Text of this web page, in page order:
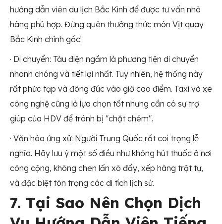
hướng dẫn viên du lịch Bắc Kinh để được tư vấn nhà
hàng phù hợp. Đừng quên thưởng thức món Vịt quay
Bắc Kinh chính gốc!
· Di chuyển: Tàu điện ngầm là phương tiện di chuyển
nhanh chóng và tiết lợi nhất. Tuy nhiên, hệ thống này
rất phức tạp và đông đúc vào giờ cao điểm. Taxi và xe
công nghệ cũng là lựa chọn tốt nhưng cần có sự trợ
giúp của HDV để tránh bị "chặt chém".
· Văn hóa ứng xử: Người Trung Quốc rất coi trọng lễ
nghĩa. Hãy lưu ý một số điều như không hút thuốc ở nơi
công cộng, không chen lấn xô đẩy, xếp hàng trật tự,
và đặc biệt tôn trọng các di tích lịch sử.
7. Tại Sao Nên Chọn Dịch